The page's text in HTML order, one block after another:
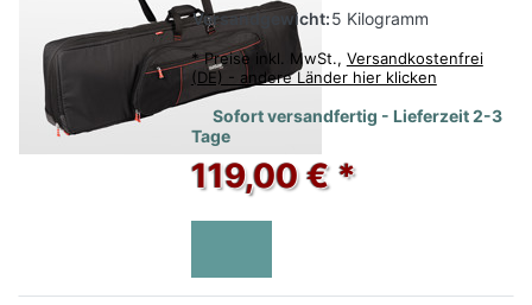
Versandgewicht:5 Kilogramm
* Preise inkl. MwSt., Versandkostenfrei
(DE) - andere Länder hier klicken
Sofort versandfertig - Lieferzeit 2-3
Tage
119,00 € *